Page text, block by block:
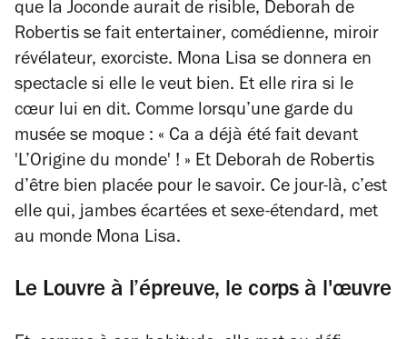
que la Joconde aurait de risible, Deborah de
Robertis se fait entertainer, comédienne, miroir
révélateur, exorciste. Mona Lisa se donnera en
spectacle si elle le veut bien. Et elle rira si le
cœur lui en dit. Comme lorsqu’une garde du
musée se moque : « Ca a déjà été fait devant
'L’Origine du monde' ! » Et Deborah de Robertis
d’être bien placée pour le savoir. Ce jour-là, c’est
elle qui, jambes écartées et sexe-étendard, met
au monde Mona Lisa.
Le Louvre à l’épreuve, le corps à l'œuvre